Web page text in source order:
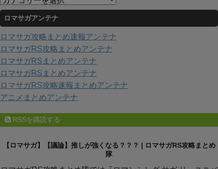
ブ
テ
ゴ
リ
ー
ロマサガアンテナ
ロマサガ攻略まとめ速報アンテナ
ロマサガRS攻略まとめアンテナ
ロマサガRSまとめアンテナ
ロマサガRSまとめアンテナ
ロマサガRS攻略速報まとめアンテナ
アニメまとめアンテナ
RSSを購読する
【ロマサガ】【議論】推しが強くなる？？？ | ロマサガRS攻略まとめ
隊